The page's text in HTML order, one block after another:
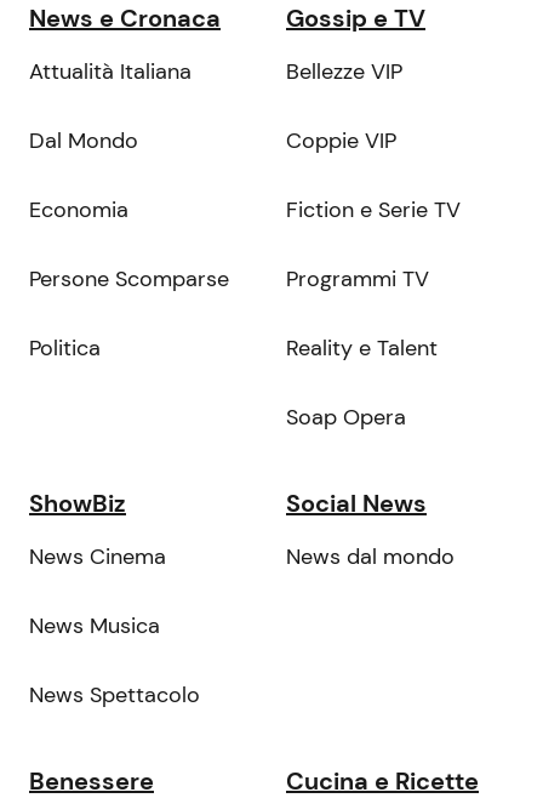
News e Cronaca
Attualità Italiana
Dal Mondo
Economia
Persone Scomparse
Politica
Gossip e TV
Bellezze VIP
Coppie VIP
Fiction e Serie TV
Programmi TV
Reality e Talent
Soap Opera
ShowBiz
News Cinema
News Musica
News Spettacolo
Social News
News dal mondo
Benessere Cucina e Ricette